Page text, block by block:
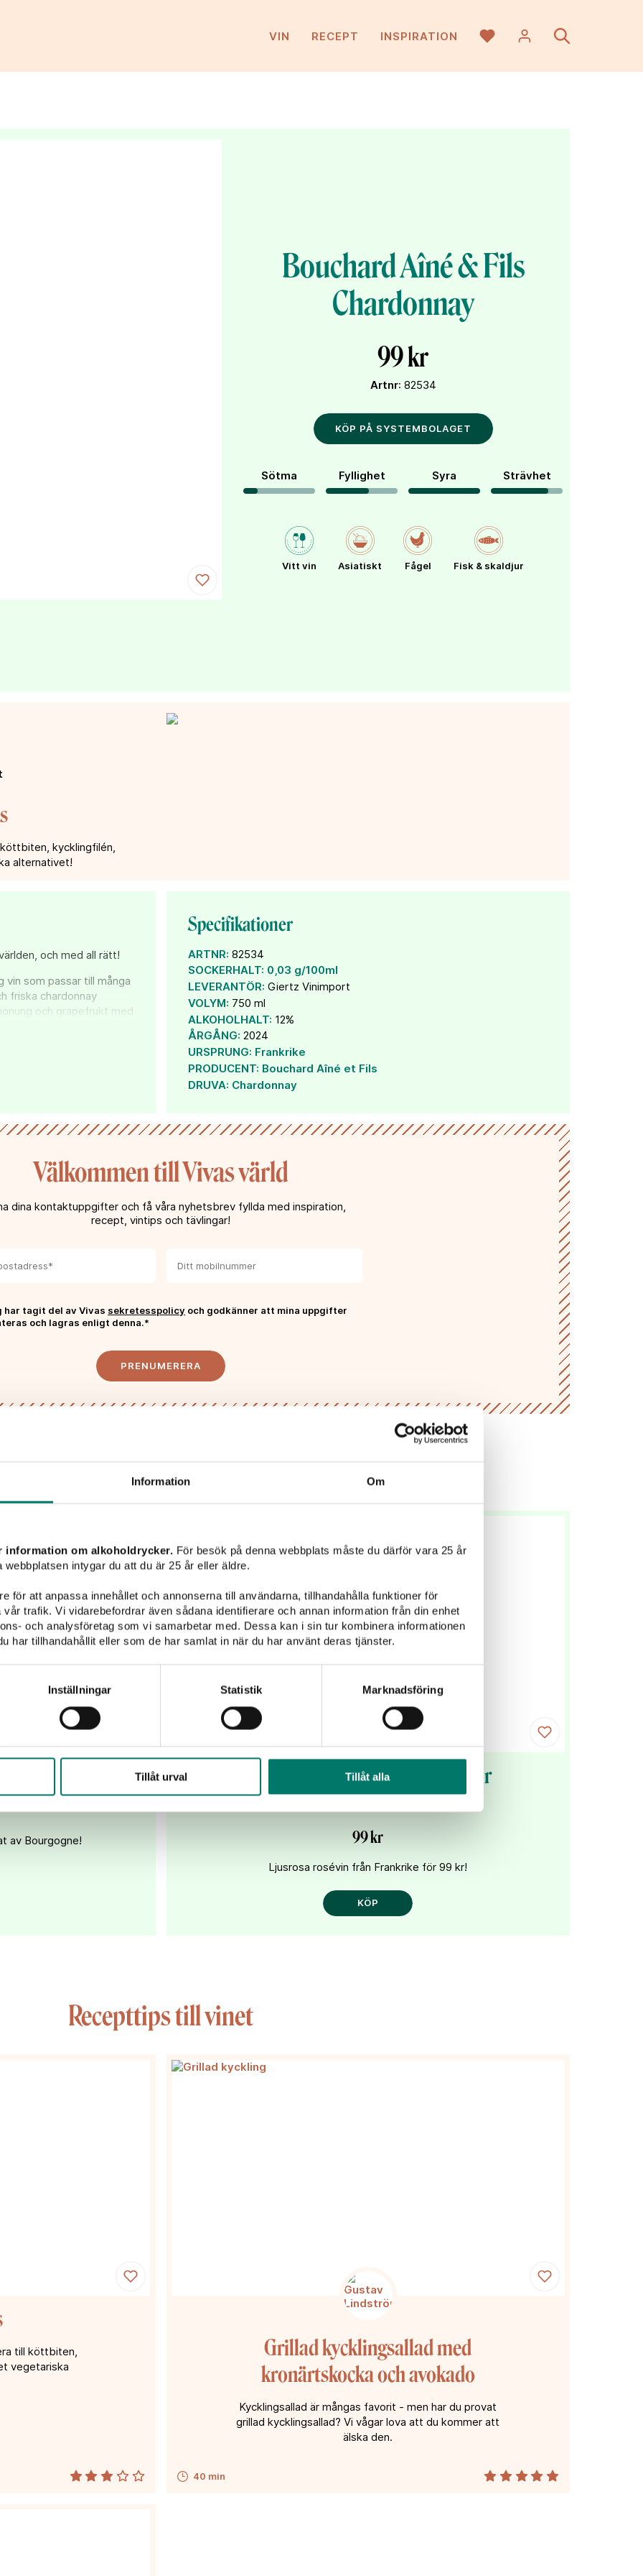
Information Om
information om alkoholdrycker. För besök på denna webbplats måste du därför vara 25 år
intygar du att du är 25 år eller äldre.
för att anpassa innehållet och annonserna till användarna, tillhandahålla funktioner för
trafik. Vi vidarebefordrar även sådana identifierare och annan information från din enhet
och analysföretag som vi samarbetar med. Dessa kan i sin tur kombinera informationen
har tillhandahållit eller som de har samlat in när du har använt deras tjänster.
Inställningar Statistik Marknadsföring
Tillåt urval Tillåt alla
VIN RECEPT INSPIRATION
Bouchard Aîné & Fils
Chardonnay
99 kr
Artnr: 82534
KÖP PÅ SYSTEMBOLAGET
Sötma Fyllighet Syra Strävhet
Vitt vin Asiatiskt Fågel Fisk & skaldjur
kycklingfilén,
alternativet!
och med all rätt!
vin som passar till många
friska chardonnay
och grapefrukt med
av fisk eller skaldjur, så
Specifikationer
ARTNR: 82534
SOCKERHALT: 0,03 g/100ml
LEVERANTÖR: Giertz Vinimport
VOLYM: 750 ml
ALKOHOLHALT: 12%
ÅRGÅNG: 2024
URSPRUNG: Frankrike
PRODUCENT: Bouchard Aîné et Fils
DRUVA: Chardonnay
Välkommen till Vivas värld
dina kontaktuppgifter och få våra nyhetsbrev fyllda med inspiration,
recept, vintips och tävlingar!
har tagit del av Vivas sekretesspolicy och godkänner att mina uppgifter
och lagras enligt denna.*
PRENUMERERA
Liknande viner
av Bourgogne!
Bouchard Ainé & Fils Pinot Noir
Rosé
99 kr
Ljusrosa rosévin från Frankrike för 99 kr!
KÖP
Recepttips till vinet
till köttbiten,
vegetariska
40 min
Grillad kycklingsallad med
kronärtskocka och avokado
Kycklingsallad är mångas favorit - men har du provat
grillad kycklingsallad? Vi vågar lova att du kommer att
älska den.